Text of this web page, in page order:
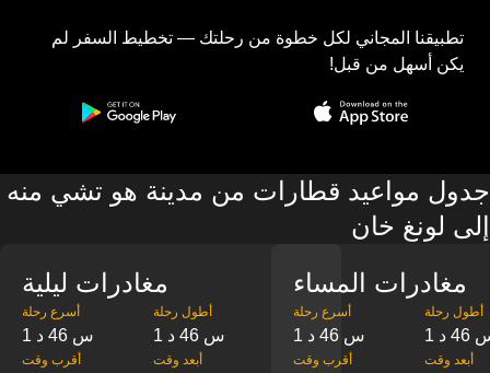
تطبيقنا المجاني لكل خطوة من رحلتك — تخطيط السفر لم
يكن أسهل من قبل!
جدول مواعيد قطارات من مدينة هو تشي منه
إلى لونغ خان
مغادرات ليلية
‎أسرع رحلة
1 س 46 د
‎أطول رحلة
1 س 46 د
‎أقرب وقت ‎أبعد وقت
مغادرات المساء
‎أسرع رحلة
1 س 46 د
‎أطول رحلة
46 د
‎أقرب وقت ‎أبعد وقت